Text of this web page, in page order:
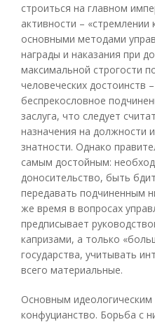
строиться на главном
активности –
основными методами
награды и наказания при
максимальной строгости
человеческих достоинств
беспрекословное
заслуга, что следует
назначения на должности
знатности. Однако
самым достойным:
доносительство, быть
передавать подчиненным
же время в вопросах
предписывает
капризами, а только
государства, учитывать
всего материальные.
Основным
конфуцианство. Борьба с